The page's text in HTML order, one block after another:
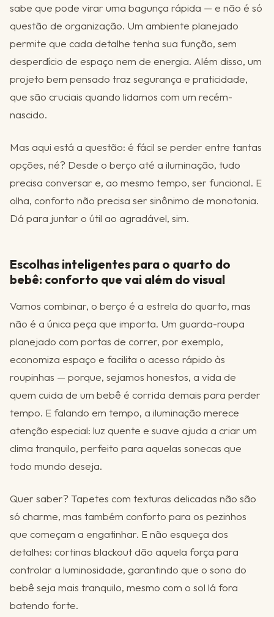
sabe que pode virar uma bagunça rápida — e não é só
questão de organização. Um ambiente planejado
permite que cada detalhe tenha sua função, sem
desperdício de espaço nem de energia. Além disso, um
projeto bem pensado traz segurança e praticidade,
que são cruciais quando lidamos com um recém-
nascido.
Mas aqui está a questão: é fácil se perder entre tantas
opções, né? Desde o berço até a iluminação, tudo
precisa conversar e, ao mesmo tempo, ser funcional. E
olha, conforto não precisa ser sinônimo de monotonia.
Dá para juntar o útil ao agradável, sim.
Escolhas inteligentes para o quarto do
bebê: conforto que vai além do visual
Vamos combinar, o berço é a estrela do quarto, mas
não é a única peça que importa. Um guarda-roupa
planejado com portas de correr, por exemplo,
economiza espaço e facilita o acesso rápido às
roupinhas — porque, sejamos honestos, a vida de
quem cuida de um bebê é corrida demais para perder
tempo. E falando em tempo, a iluminação merece
atenção especial: luz quente e suave ajuda a criar um
clima tranquilo, perfeito para aquelas sonecas que
todo mundo deseja.
Quer saber? Tapetes com texturas delicadas não são
só charme, mas também conforto para os pezinhos
que começam a engatinhar. E não esqueça dos
detalhes: cortinas blackout dão aquela força para
controlar a luminosidade, garantindo que o sono do
bebê seja mais tranquilo, mesmo com o sol lá fora
batendo forte.